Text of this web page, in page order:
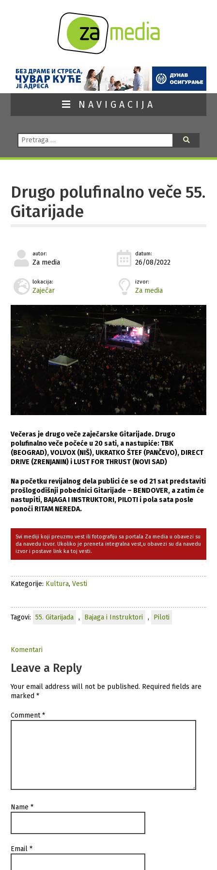
NAVIGACIJA
Pretraga:
Drugo polufinalno veče 55.
Gitarijade
autor:
Za media
datum:
26/08/2022
lokacija:
Zaječar
izvor:
Za media
Večeras je drugo veče zaječarske Gitarijade. Drugo
polufinalno veče počeće u 20 sati, a nastupiće: TBK
(BEOGRAD), VOLVOX (NIŠ), UKRATKO ŠTEF (PANČEVO), DIRECT
DRIVE (ZRENJANIN) i LUST FOR THRUST (NOVI SAD)
Na početku revijalnog dela publici će se od 21 sat predstaviti
prošlogodišnji pobednici Gitarijade – BENDOVER, a zatim će
nastupiti, BAJAGA I INSTRUKTORI, PILOTI i pola sata posle
ponoći RITAM NEREDA.
Svi mediji koji preuzmu vest ili fotografiju sa portala Za media u obavezi su
da navedu izvor. Ukoliko je preneta integralna vest,u obavezi su da navedu
izvor i postave link ka toj vesti.
Kategorije: Kultura,Vesti
Tagovi: 55. Gitarijada , Bajaga i Instruktori , Piloti
Komentari
Leave a Reply
Your email address will not be published. Required fields are
marked*
Comment*
Name*
Email*